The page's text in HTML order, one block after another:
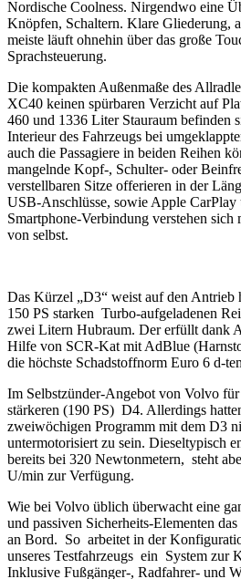
Nordische Coolness. Nirgendwo eine
Knöpfen, Schaltern. Klare Gliederung,
meiste läuft ohnehin über das große
Sprachsteuerung.
Die kompakten Außenmaße des
XC40 keinen spürbaren Verzicht auf
460 und 1336 Liter Stauraum befinden
Interieur des Fahrzeugs bei
auch die Passagiere in beiden Reihen
mangelnde Kopf-, Schulter- oder
verstellbaren Sitze offerieren in der
USB-Anschlüsse, sowie Apple
Smartphone-Verbindung verstehen
von selbst.
Das Kürzel „D3“ weist auf den Antrieb
150 PS starken Turbo-aufgeladenen
zwei Litern Hubraum. Der erfüllt dank
Hilfe von SCR-Kat mit AdBlue
die höchste Schadstoffnorm Euro 6 d-
Im Selbstzünder-Angebot von Volvo
stärkeren (190 PS) D4. Allerdings
zweiwöchigen Programm mit dem D3
untermotorisiert zu sein. Dieseltypisch
bereits bei 320 Newtonmetern, steht
U/min zur Verfügung.
Wie bei Volvo üblich überwacht eine
und passiven Sicherheits-Elementen
an Bord. So arbeitet in der
unseres Testfahrzeugs ein System zur
Inklusive Fußgänger-, Radfahrer- und